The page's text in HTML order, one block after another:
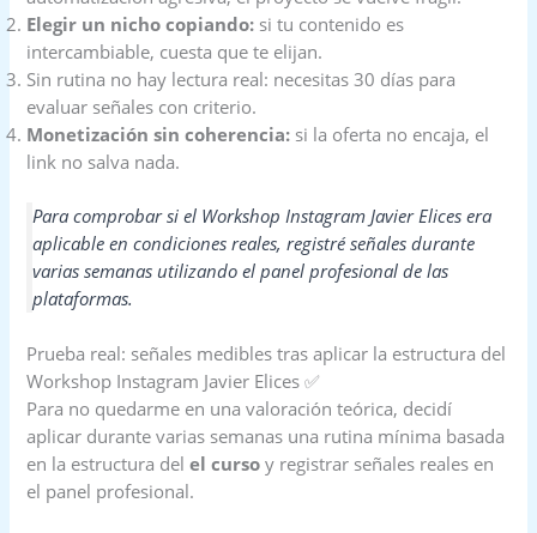
Elegir un nicho copiando: si tu contenido es
intercambiable, cuesta que te elijan.
Sin rutina no hay lectura real: necesitas 30 días para
evaluar señales con criterio.
Monetización sin coherencia: si la oferta no encaja, el
link no salva nada.
Para comprobar si el Workshop Instagram Javier Elices era
aplicable en condiciones reales, registré señales durante
varias semanas utilizando el panel profesional de las
plataformas.
Prueba real: señales medibles tras aplicar la estructura del
Workshop Instagram Javier Elices ✅
Para no quedarme en una valoración teórica, decidí
aplicar durante varias semanas una rutina mínima basada
en la estructura delel curso y registrar señales reales en
el panel profesional.